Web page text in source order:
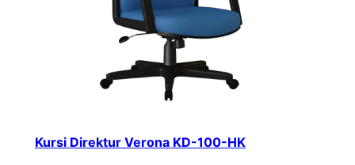
Kursi Direktur Verona KD-100-HK